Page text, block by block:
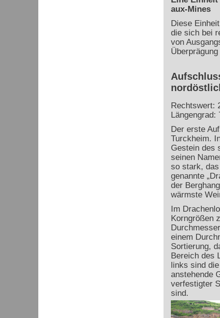
aux-Mines
Diese
die sich bei
von
Rechtswert:
Längengrad:
Der erste
Turckheim.
Gestein des
seinen
so stark,
genannte
der
wärmste
Im
Korngrößen
einem
Sortierung,
Bereich des
links sind
anstehende
verfestigter
sind.